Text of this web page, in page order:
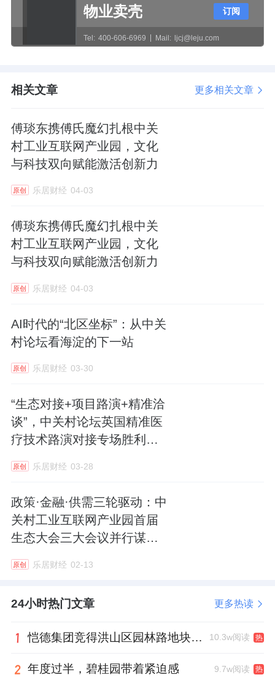
感，实现了人与自然的亲密互动。
阳台+景观花池”的组合，极有可能成为市场上
可以看到，丰台后续入市的新盘，都没有再现
经典花池设计，甚至连南向开敞阳台的进深也
呈现缩水态势。
观，与西侧占地约1.9万平方米的花香公园（丰
慧公园）无缝衔接，两者面积几乎相当。容积
是孤立的外部配套，而是化作社区景观的一部
分。
通过精心设计的直通门，业主可以无缝进入公
园，慢跑散步、遛娃遛宠。这种“推窗见绿、出
理想居住形态。
高得房率+高定精装，高阶生活质感双重进阶
真正的改善，不仅是面积的放大，更是城市界
面、精装标准与户型尺度的全面升维。
准回应了高知、高智人群的居住诉求。
产品设计上，飘窗+阳台+设备平台，三大增面
双侧弧线，端户有270度的转角大阳台，部分
物业卖壳
Tel: 400-606-6969 Mail: ljcj@leju.com
订阅
相关文章 更多相关文章
傅琰东携傅氏魔幻扎根中关
村工业互联网产业园，文化
与科技双向赋能激活创新力
原创 乐居财经 04-03
傅琰东携傅氏魔幻扎根中关
村工业互联网产业园，文化
与科技双向赋能激活创新力
原创 乐居财经 04-03
AI时代的“北区坐标”：从中关
村论坛看海淀的下一站
原创 乐居财经 03-30
“生态对接+项目路演+精准洽
谈”，中关村论坛英国精准医
疗技术路演对接专场胜利召
原创 乐居财经 03-28
政策·金融·供需三轮驱动：中
关村工业互联网产业园首届
生态大会三大会议并行谋发
原创 乐居财经 02-13
24小时热门文章 更多热读
恺德集团竞得洪山区园林路地块，引入贝好家C2M产品定位及营销服务 10.3w阅读 热
年度过半，碧桂园带着紧迫感 9.7w阅读 热